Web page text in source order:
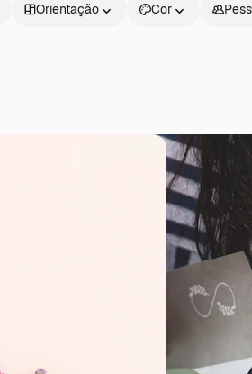
Orientação Cor
Começar
Academy
Documentação
Atendimento
Termos e
Política de